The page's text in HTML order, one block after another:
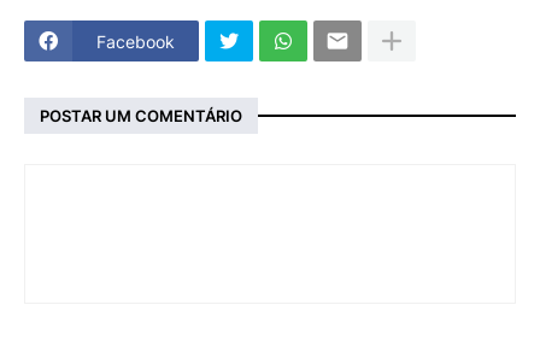
Facebook
POSTAR UM COMENTÁRIO